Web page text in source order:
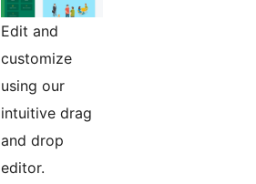
Edit and
customize
using our
intuitive drag
and drop
editor.